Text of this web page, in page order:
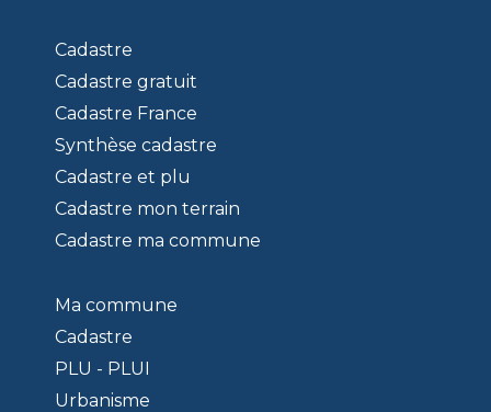
Cadastre
Cadastre gratuit
Cadastre France
Synthèse cadastre
Cadastre et plu
Cadastre mon terrain
Cadastre ma commune
Ma commune
Cadastre
PLU - PLUI
Urbanisme